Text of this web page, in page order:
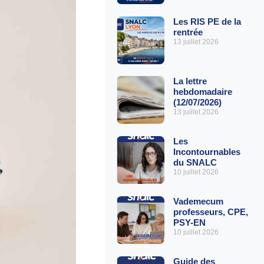
Les RIS PE de la
rentrée
13 juillet 2026
La lettre
hebdomadaire
(12/07/2026)
13 juillet 2026
Les
Incontournables
du SNALC
10 juillet 2026
Vademecum
professeurs, CPE,
PSY-EN
10 juillet 2026
Guide des